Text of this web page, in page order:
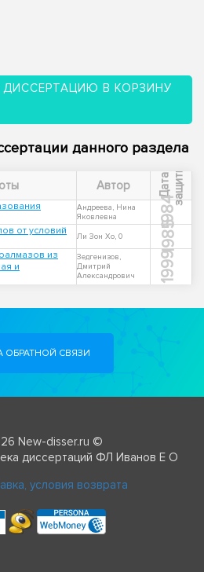
В КОРЗИНУ
данного раздела
Автор Д
а
т
а
з
а
щ
и
ты
Андреева, Нина
Яковлевна
1984
от условий
Ли Зон Хо, 0 1985
из
и
Зедгенизов,
Дмитрий
Александрович
1999
ОБРАТНОЙ СВЯЗИ
New-disser.ru ©
диссертаций ФЛ Иванов Е О
условия возврата